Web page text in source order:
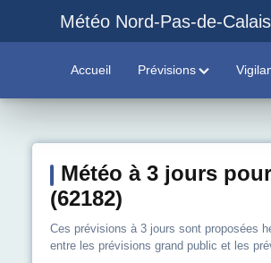
Météo Nord-Pas-de-Calais
Accueil Prévisions
Météo à 3 jours
(62182)
Ces prévisions à 3 jours sont proposées
entre les prévisions grand public et les